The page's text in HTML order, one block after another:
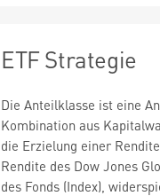
ETF Strategie
Die Anteilklasse ist eine
Kombination aus
die Erzielung einer
Rendite des Dow Jones
des Fonds (Index),